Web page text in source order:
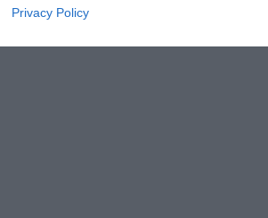
Privacy Policy